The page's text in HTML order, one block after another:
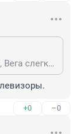
Смотрю Соловьёва я круглые сутки!, Вега слегка сменила профиль (они таперича воены), Кометы тут отродясь не было, как и Изумруда.
+0 –0